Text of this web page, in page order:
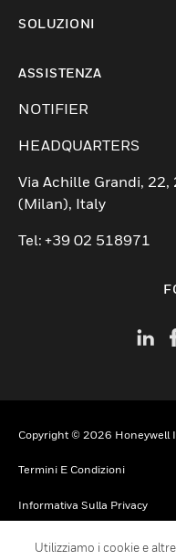
SOLUZIONI
ASSISTENZA
toggle view
NOTIFIER
HEADQUARTERS
Via Achille Grandi,
(Milan), Italy
Tel: +39 02 518971
Copyright © 2026 Honeywell
Termini E Condizioni
Informativa Sulla Privacy
Scelte Relative Alla Privacy
Utilizziamo i cookie e